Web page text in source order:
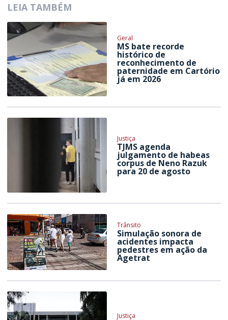
LEIA TAMBÉM
Geral
MS bate recorde
histórico de
reconhecimento de
paternidade em Cartório
já em 2026
Justiça
TJMS agenda
julgamento de habeas
corpus de Neno Razuk
para 20 de agosto
Trânsito
Simulação sonora de
acidentes impacta
pedestres em ação da
Agetrat
Justiça